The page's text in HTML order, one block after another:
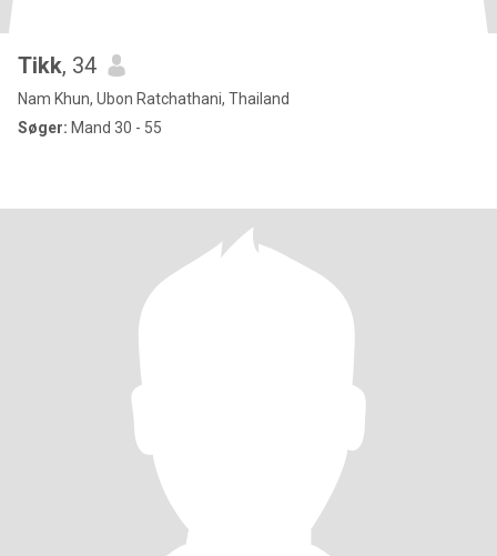
Tikk, 34
Nam Khun, Ubon Ratchathani, Thailand
Søger: Mand 30 - 55